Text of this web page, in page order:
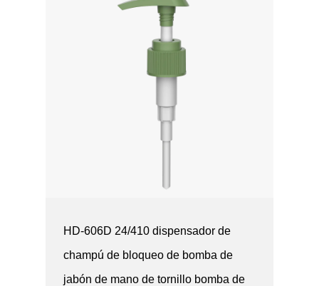
HD-606D 24/410 dispensador de
champú de bloqueo de bomba de
jabón de mano de tornillo bomba de